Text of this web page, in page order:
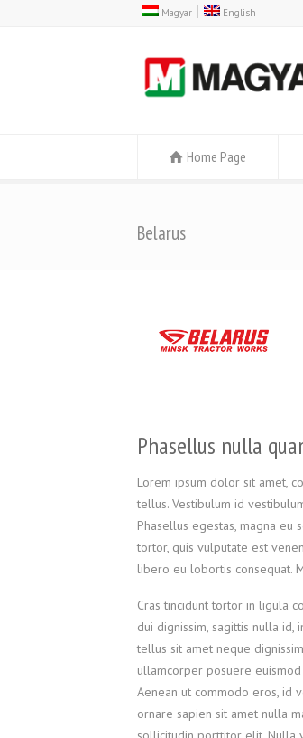
Magyar English
Home Page
Belarus
Phasellus nulla
Lorem ipsum dolor sit amet,
tellus. Vestibulum id
Phasellus egestas, magna eu
tortor, quis vulputate est
libero eu lobortis consequat.
Cras tincidunt tortor in ligula
dui dignissim, sagittis nulla id,
tellus sit amet neque
ullamcorper posuere
Aenean ut commodo eros, id
ornare sapien sit amet nulla